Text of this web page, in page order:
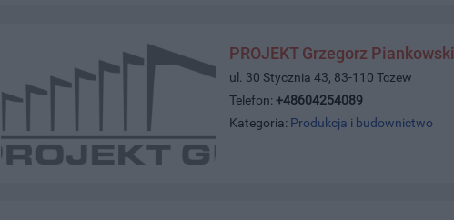
PROJEKT Grzegorz Piankowski
ul. 30 Stycznia 43, 83-110 Tczew
Telefon:+48604254089
Kategoria: Produkcja i budownictwo